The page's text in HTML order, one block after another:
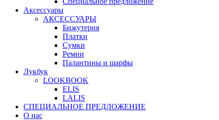
Аксессуары
АКСЕССУАРЫ
Бижутерия
Платки
Сумки
Ремни
Палантины и шарфы
Лукбук
LOOKBOOK
ELIS
LALIS
СПЕЦИАЛЬНОЕ ПРЕДЛОЖЕНИЕ
О нас